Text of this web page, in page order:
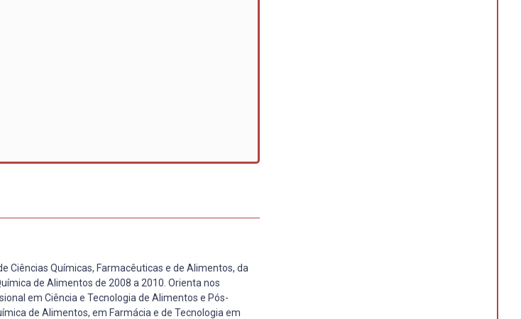
Ciências Químicas, Farmacêuticas e de Alimentos, da
de Alimentos de 2008 a 2010. Orienta nos
em Ciência e Tecnologia de Alimentos e Pós-
de Alimentos, em Farmácia e de Tecnologia em